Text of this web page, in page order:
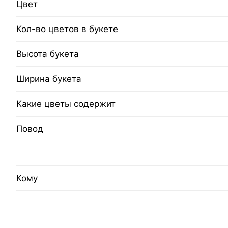
Цвет
Кол-во цветов в букете
Высота букета
Ширина букета
Какие цветы содержит
Повод
Кому